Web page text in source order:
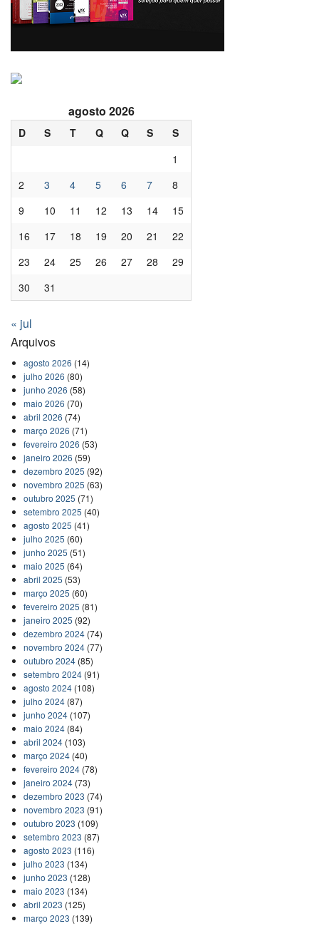
agosto 2026
D S T Q Q S
S
1
2
3 4 5 6 7
8
9
10 11 12 13 14
15
16
17 18 19 20 21
22
23
24 25 26 27 28
29
30
31
« jul
Arquivos
agosto 2026 (14)
julho 2026 (80)
junho 2026 (58)
maio 2026 (70)
abril 2026 (74)
março 2026 (71)
fevereiro 2026 (53)
janeiro 2026 (59)
dezembro 2025 (92)
novembro 2025 (63)
outubro 2025 (71)
setembro 2025 (40)
agosto 2025 (41)
julho 2025 (60)
junho 2025 (51)
maio 2025 (64)
abril 2025 (53)
março 2025 (60)
fevereiro 2025 (81)
janeiro 2025 (92)
dezembro 2024(74)
novembro 2024(77)
outubro 2024(85)
setembro 2024(91)
agosto 2024(108)
julho 2024(87)
junho 2024(107)
maio 2024(84)
abril 2024(103)
março 2024(40)
fevereiro 2024(78)
janeiro 2024(73)
dezembro 2023 (74)
novembro 2023 (91)
outubro 2023 (109)
setembro 2023 (87)
agosto 2023 (116)
julho 2023 (134)
junho 2023 (128)
maio 2023 (134)
abril 2023 (125)
março 2023 (139)